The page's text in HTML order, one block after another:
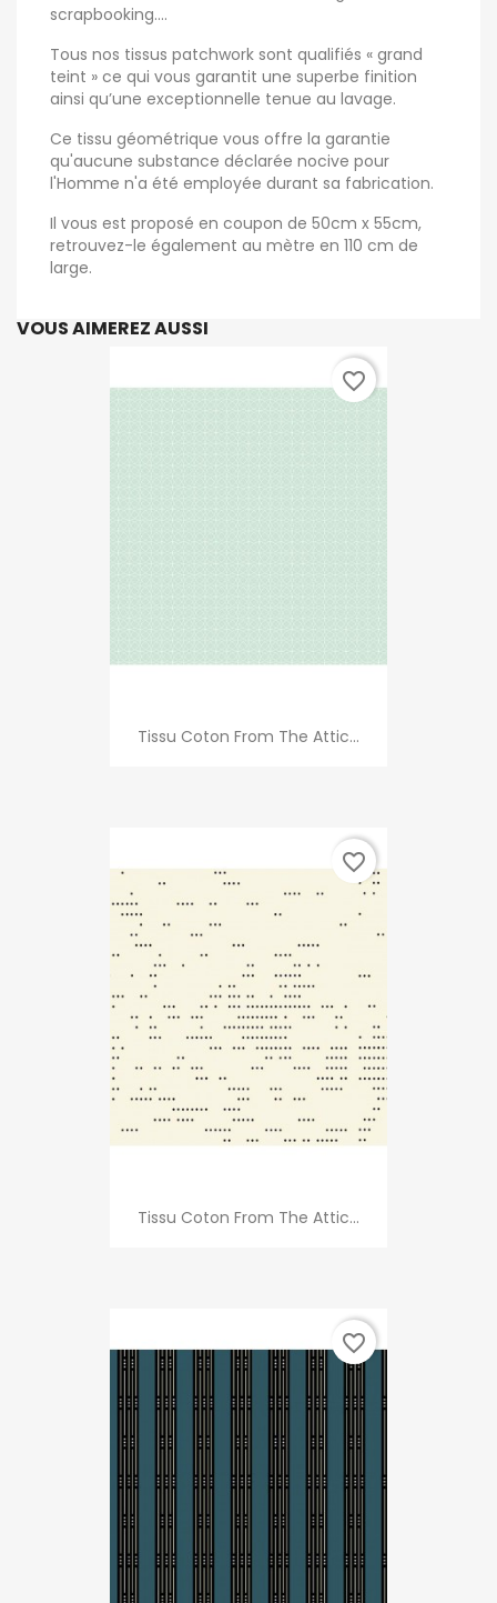
scrapbooking....
Tous nos tissus patchwork sont qualifiés « grand
teint » ce qui vous garantit une superbe finition
ainsi qu’une exceptionnelle tenue au lavage.
Ce tissu géométrique vous offre la garantie
qu'aucune substance déclarée nocive pour
l'Homme n'a été employée durant sa fabrication.
Il vous est proposé en coupon de 50cm x 55cm,
retrouvez-le également au mètre en 110 cm de
large.
VOUS AIMEREZ AUSSI
Tissu Coton From The Attic...
favorite_border
Tissu Coton From The Attic...
favorite_border
favorite_border